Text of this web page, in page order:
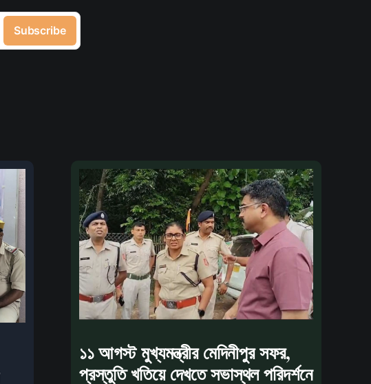
Subscribe
১১ আগস্ট মুখ্যমন্ত্রীর মেদিনীপুর সফর,
প্রস্তুতি খতিয়ে দেখতে সভাস্থল পরিদর্শনে